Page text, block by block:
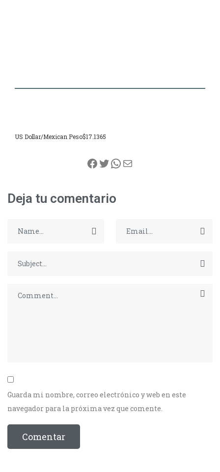
US Dollar/Mexican Peso$17.1365
Facebook
Twitter
WhatsApp
Correo electrónico
Deja tu comentario
Guarda mi nombre, correo electrónico y web en este
navegador para la próxima vez que comente.